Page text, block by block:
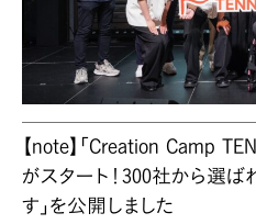
【note】「Creation Camp
がスタート！300社から選
す」を公開しました